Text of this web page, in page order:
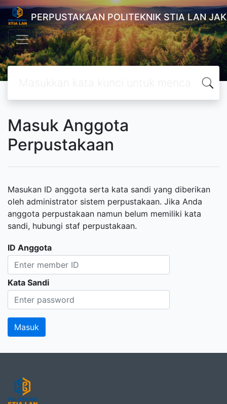
PERPUSTAKAAN POLITEKNIK STIA LAN
Masuk Anggota
Perpustakaan
Masukan ID anggota serta kata sandi yang diberikan
oleh administrator sistem perpustakaan. Jika Anda
anggota perpustakaan namun belum memiliki kata
sandi, hubungi staf perpustakaan.
ID Anggota
Kata Sandi